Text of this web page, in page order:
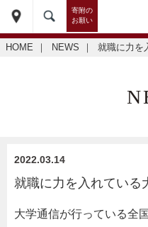
寄附の
お願い
HOME ｜ NEWS ｜ 就職に力を
2022.03.14
就職に力を入れている
大学通信が行っている全